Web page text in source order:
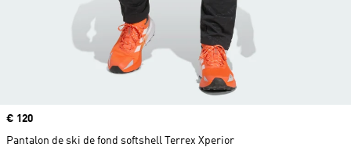
Prix
€ 120
Pantalon de ski de fond softshell Terrex Xperior